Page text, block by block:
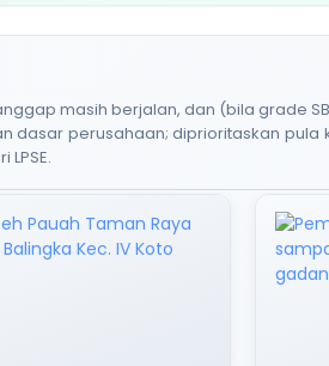
masih berjalan, dan (bila grade
dasar perusahaan; diprioritaskan pula